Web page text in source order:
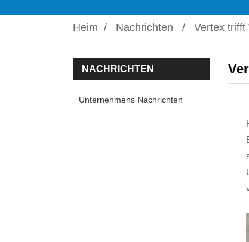
Heim Nachrichten Vertex trifft
NACHRICHTEN
Unternehmens Nachrichten